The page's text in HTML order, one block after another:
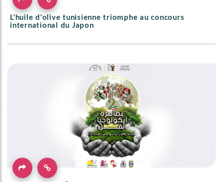
L'huile d'olive tunisienne triomphe au concours
international du Japon